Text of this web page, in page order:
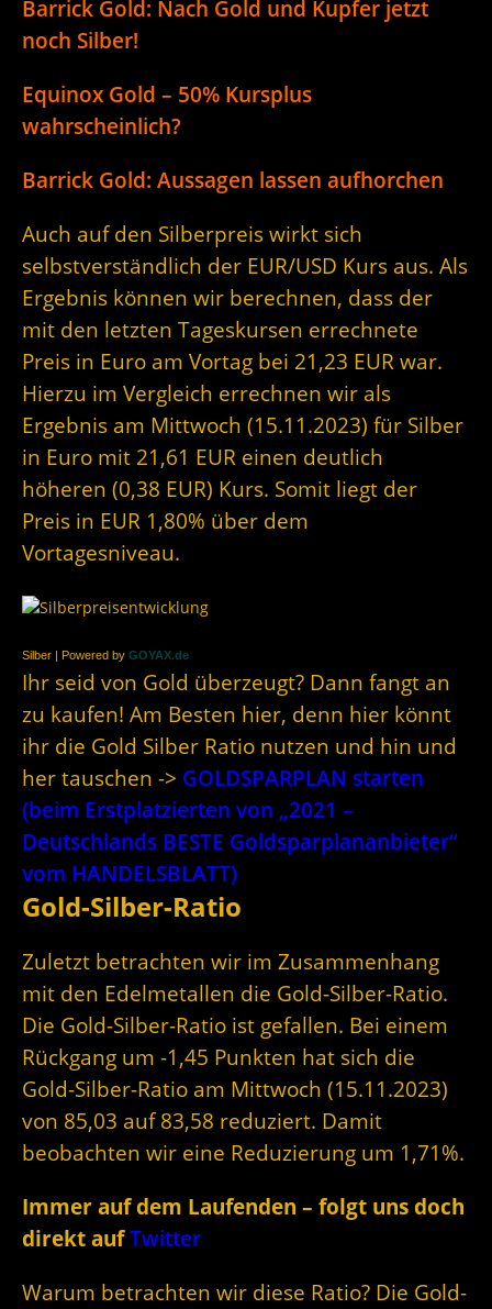
Barrick Gold: Nach Gold und Kupfer jetzt
noch Silber!
Equinox Gold – 50% Kursplus
wahrscheinlich?
Barrick Gold: Aussagen lassen aufhorchen
Auch auf den Silberpreis wirkt sich
selbstverständlich der EUR/USD Kurs aus. Als
Ergebnis können wir berechnen, dass der
mit den letzten Tageskursen errechnete
Preis in Euro am Vortag bei 21,23 EUR war.
Hierzu im Vergleich errechnen wir als
Ergebnis am Mittwoch (15.11.2023) für Silber
in Euro mit 21,61 EUR einen deutlich
höheren (0,38 EUR) Kurs. Somit liegt der
Preis in EUR 1,80% über dem
Vortagesniveau.
Silber | Powered by GOYAX.de
Ihr seid von Gold überzeugt? Dann fangt an
zu kaufen! Am Besten hier, denn hier könnt
ihr die Gold Silber Ratio nutzen und hin und
her tauschen -> GOLDSPARPLAN starten
(beim Erstplatzierten von „2021 –
Deutschlands BESTE Goldsparplananbieter“
vom HANDELSBLATT)
Gold-Silber-Ratio
Zuletzt betrachten wir im Zusammenhang
mit den Edelmetallen die Gold-Silber-Ratio.
Die Gold-Silber-Ratio ist gefallen. Bei einem
Rückgang um -1,45 Punkten hat sich die
Gold-Silber-Ratio am Mittwoch (15.11.2023)
von 85,03 auf 83,58 reduziert. Damit
beobachten wir eine Reduzierung um 1,71%.
Immer auf dem Laufenden – folgt uns doch
direkt aufTwitter
Warum betrachten wir diese Ratio? Die Gold-